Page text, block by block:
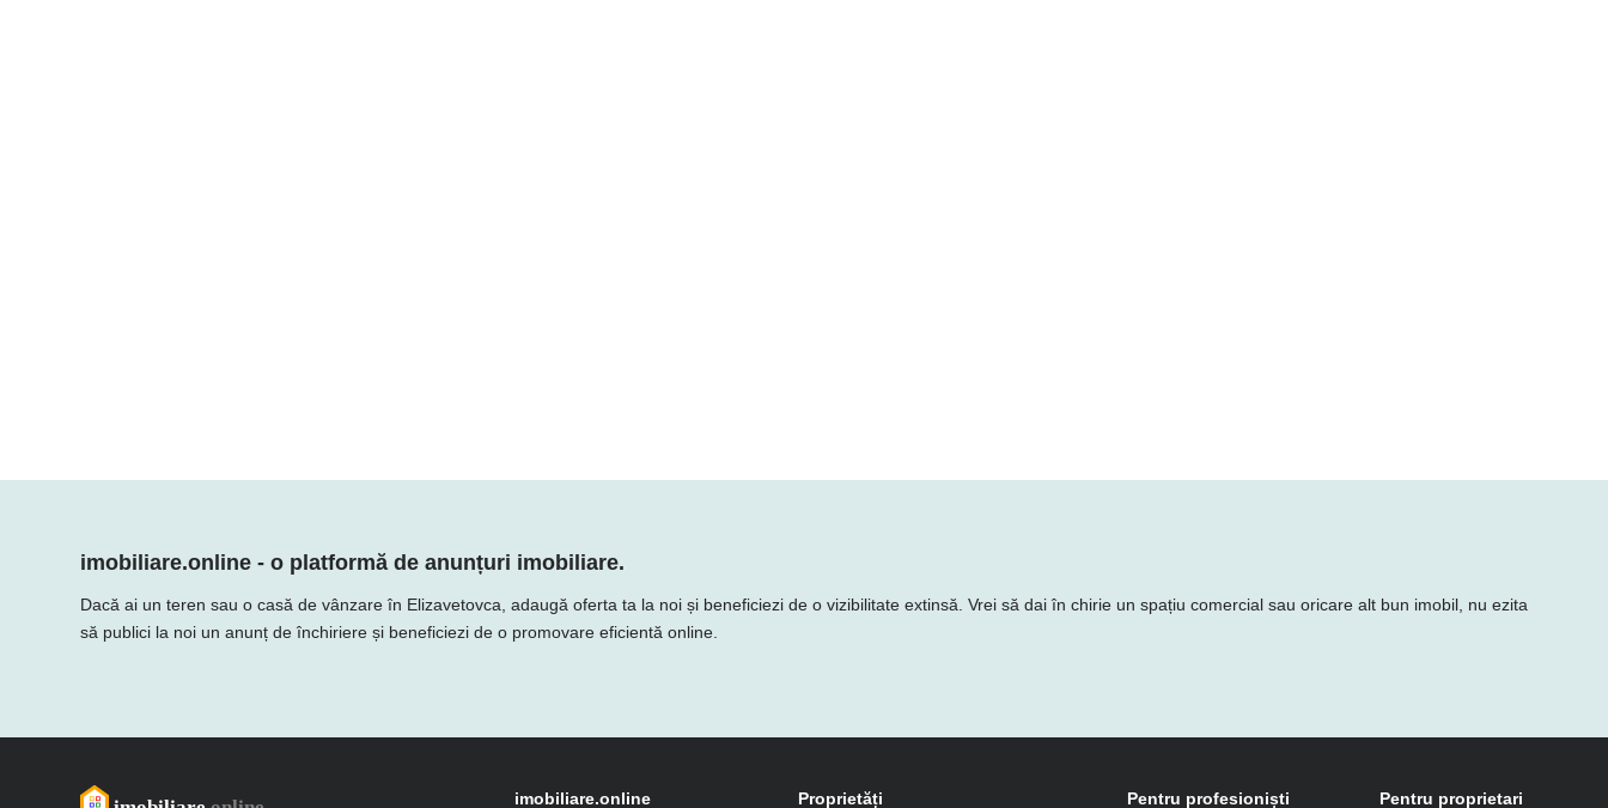
imobiliare.online - o platformă de anunțuri imobiliare.
Dacă ai un teren sau o casă de vânzare în Elizavetovca, adaugă oferta ta la noi și beneficiezi de o vizibilitate extinsă. Vrei să dai în chirie un spațiu comercial sau oricare alt bun imobil, nu ezita
să publici la noi un anunț de închiriere și beneficiezi de o promovare eficientă online.
imobiliare.online Proprietăți Pentru profesioniști Pentru proprietari